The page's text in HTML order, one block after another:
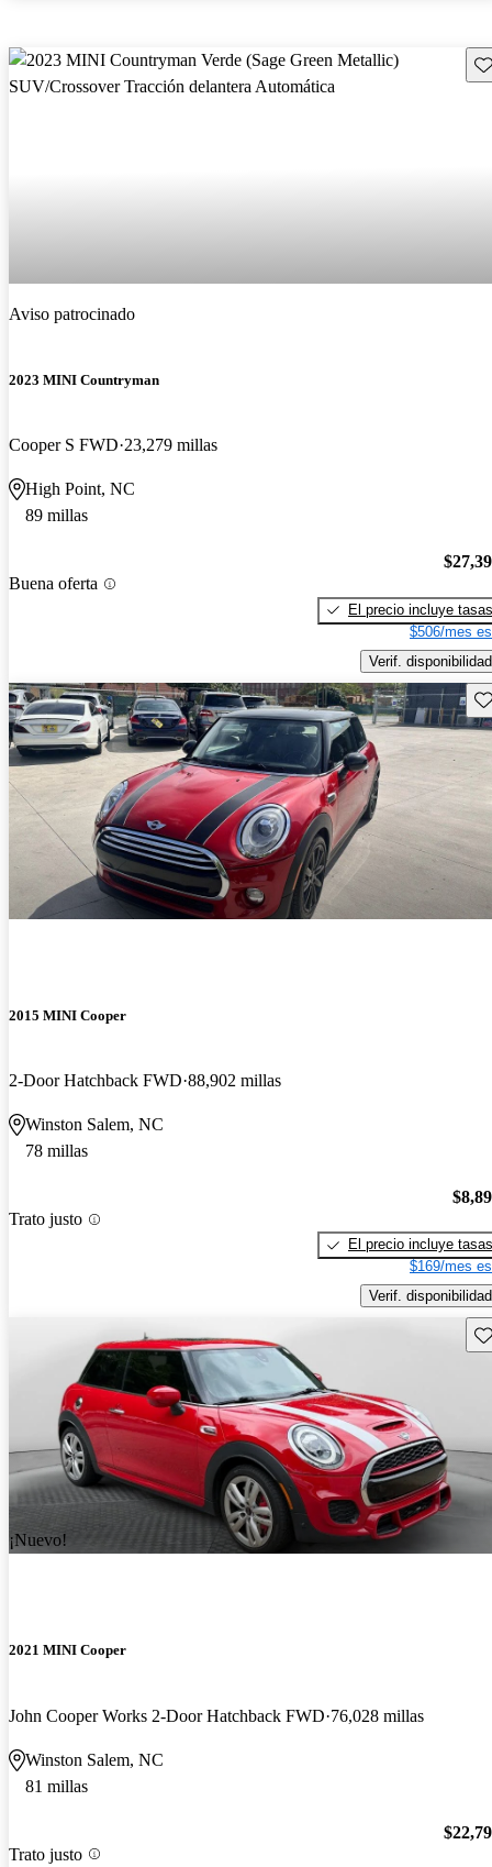
Aviso patrocinado
2023 MINI Countryman
Cooper S FWD 23,279 millas
High Point, NC
89 millas
Buena oferta
El precio incluye tasas
$506/mes
Verif. disponibilidad
2015 MINI Cooper
2-Door Hatchback FWD 88,902 millas
Winston Salem, NC
78 millas
Trato justo
El precio incluye tasas
$169/mes
Verif. disponibilidad
¡Nuevo!
2021 MINI Cooper
John Cooper Works 2-Door Hatchback FWD 76,028 millas
Winston Salem, NC
81 millas
Trato justo